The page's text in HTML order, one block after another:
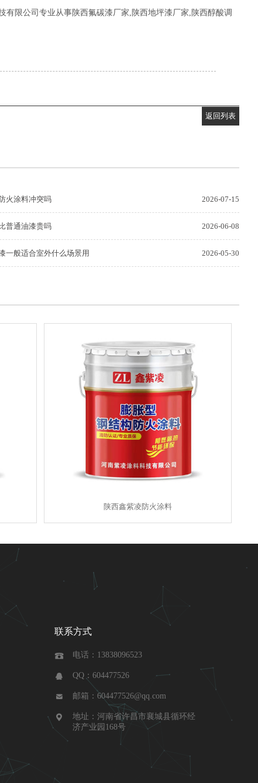
限公司专业从事陕西氟碳漆厂家,陕西地坪漆厂家,陕西醇酸调
返回列表
2026-07-15
火涂料冲突吗
2026-06-08
普通油漆贵吗
2026-05-30
一般适合室外什么场景用
陕西鑫紫凌防火涂料
联系方式
 电话：13838096523
 QQ：604477526
 邮箱：604477526@qq.com

地址：河南省许昌市襄城县循环经
济产业园168号